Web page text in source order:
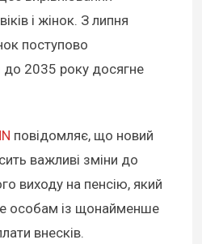
і жінок. З липня
поступово
до 2035 року досягне
повідомляє, що новий
важливі зміни до
виходу на пенсію, який
особам із щонайменше
внесків.